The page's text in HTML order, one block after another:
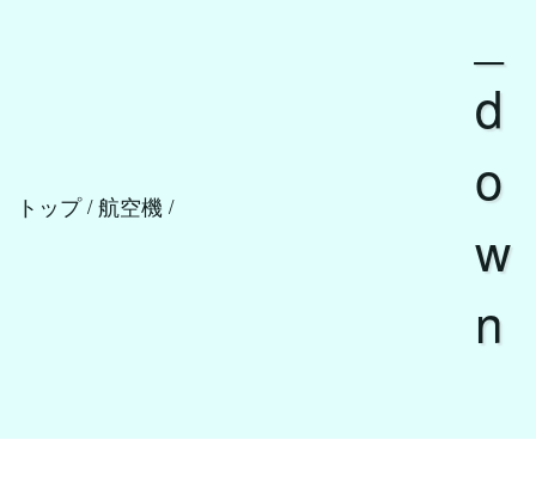
d
o
w
n
トップ / 航空機 /